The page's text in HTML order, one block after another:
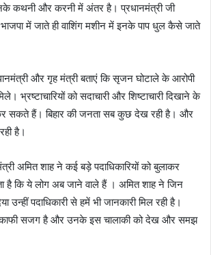
कथनी और करनी में अंतर है। प्रधानमंत्री जी
में जाते ही वाशिंग मशीन में इनके पाप धुल कैसे जाते
और गृह मंत्री बताएं कि सृजन घोटाले के आरोपी
भ्रष्टाचारियों को सदाचारी और शिष्टाचारी दिखाने के
सकते हैं। बिहार की जनता सब कुछ देख रही है। और
है।
अमित शाह ने कई बड़े पदाधिकारियों को बुलाकर
है कि ये लोग अब जाने वाले हैं । अमित शाह ने जिन
उन्हीं पदाधिकारी से हमें भी जानकारी मिल रही है।
काफी सजग है और उनके इस चालाकी को देख और समझ